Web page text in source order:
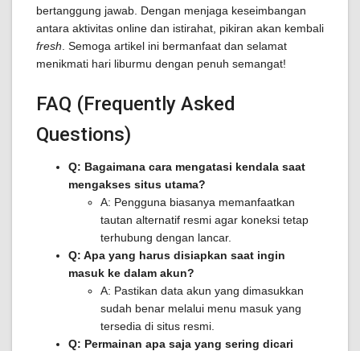
bertanggung jawab. Dengan menjaga keseimbangan
antara aktivitas online dan istirahat, pikiran akan kembali
fresh . Semoga artikel ini bermanfaat dan selamat
menikmati hari liburmu dengan penuh semangat!
FAQ (Frequently Asked
Questions)
Q: Bagaimana cara mengatasi kendala saat
mengakses situs utama?
A: Pengguna biasanya memanfaatkan
tautan alternatif resmi agar koneksi tetap
terhubung dengan lancar.
Q: Apa yang harus disiapkan saat ingin
masuk ke dalam akun?
A: Pastikan data akun yang dimasukkan
sudah benar melalui menu masuk yang
tersedia di situs resmi.
Q: Permainan apa saja yang sering dicari